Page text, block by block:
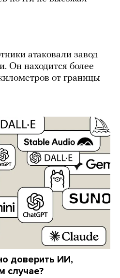
атаковали завод
Он находится более
от границы
доверить ИИ,
случае?